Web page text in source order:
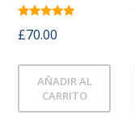
con
£70.00
AÑADIR AL
CARRITO